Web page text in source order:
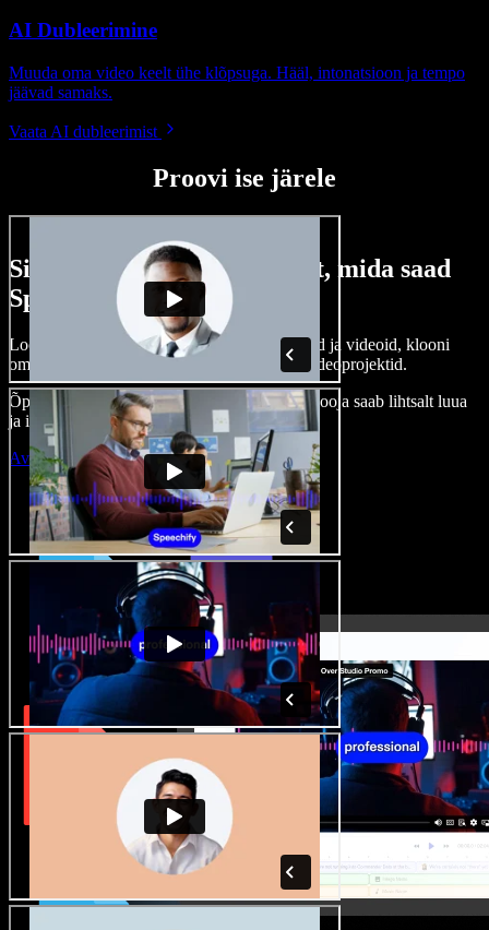
AI Dubleerimine
Muuda oma video keelt ühe klõpsuga. Hääl, intonatsioon ja tempo
jäävad samaks.
Vaata AI dubleerimist
Proovi ise järele
Siin on vaid väike osa sellest, mida saad
Speechify Studioga teha.
Loo voice-over’eid, kasuta tasuta pilte, helisid ja videoid, klooni
oma häält ja pane kokku terviklikud audio-videoprojektid.
Õppimiskõver puudub, kõik töötab veebis – looja saab lihtsalt luua
ja ideed kiiresti ellu viia.
Ava Studio